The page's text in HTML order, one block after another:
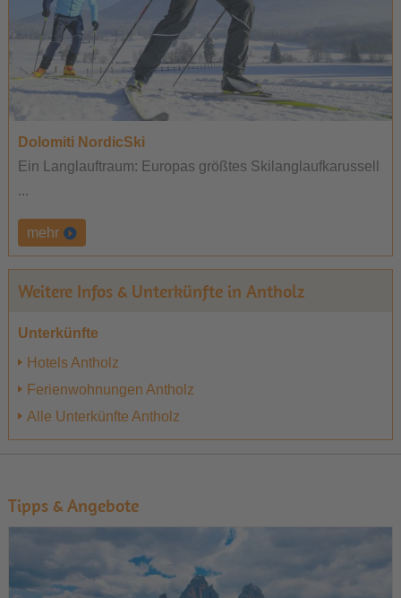
Dolomiti NordicSki
Ein Langlauftraum: Europas größtes Skilanglaufkarussell
...
mehr
Weitere Infos & Unterkünfte in Antholz
Unterkünfte
Hotels Antholz
Ferienwohnungen Antholz
Alle Unterkünfte Antholz
Tipps & Angebote